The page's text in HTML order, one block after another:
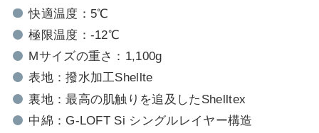
快適温度：5℃
極限温度：-12℃
Mサイズの重さ：1,100g
表地：撥水加工Shellte
裏地：最高の肌触りを追及したShelltex
中綿：G-LOFT Si シングルレイヤー構造